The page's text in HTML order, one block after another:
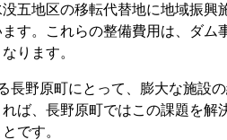
五地区の移転代替地に地域振興
す。これらの整備費用は、ダ
ります。
野原町にとって、膨大な施設
ば、長野原町ではこの課題を
です。